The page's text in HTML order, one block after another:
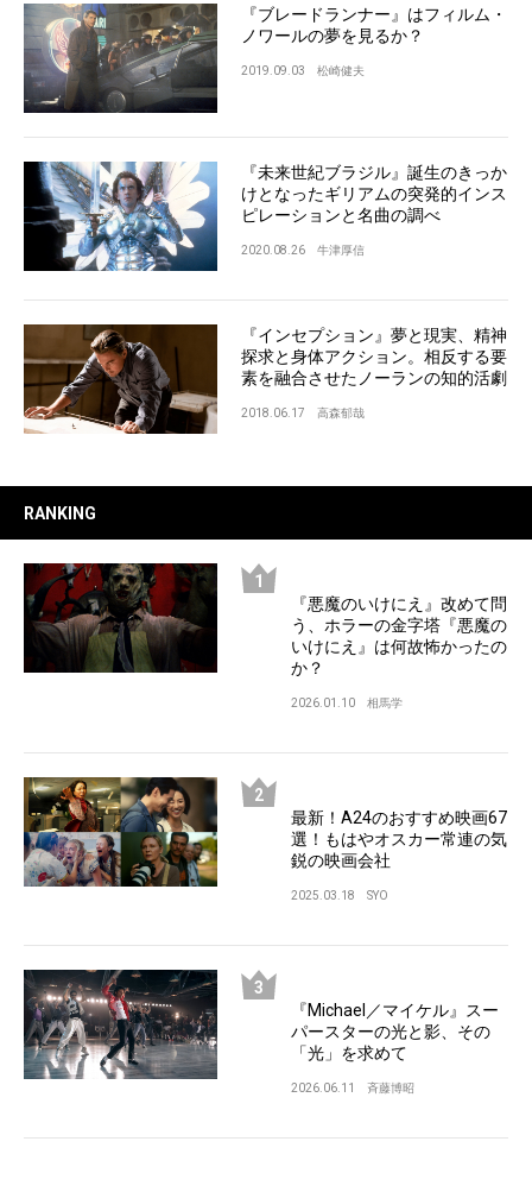
『ブレードランナー』はフィルム・
ノワールの夢を見るか？
2019.09.03 松崎健夫
『未来世紀ブラジル』誕生のきっか
けとなったギリアムの突発的インス
ピレーションと名曲の調べ
2020.08.26 牛津厚信
『インセプション』夢と現実、精神
探求と身体アクション。相反する要
素を融合させたノーランの知的活劇
2018.06.17 高森郁哉
RANKING
『悪魔のいけにえ』改めて問
う、ホラーの金字塔『悪魔の
いけにえ』は何故怖かったの
か？
2026.01.10 相馬学
最新！A24のおすすめ映画67
選！もはやオスカー常連の気
鋭の映画会社
2025.03.18 SYO
『Michael／マイケル』スー
パースターの光と影、その
「光」を求めて
2026.06.11 斉藤博昭